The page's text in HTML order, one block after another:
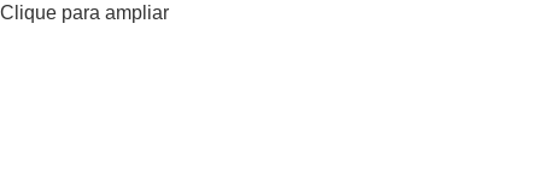
Clique para ampliar